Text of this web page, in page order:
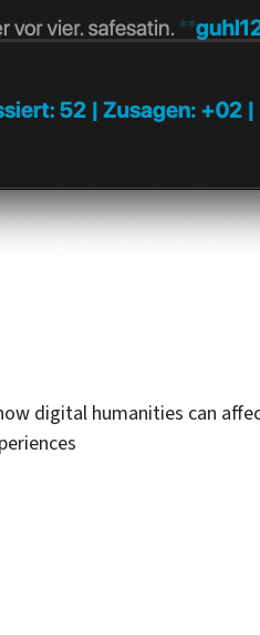
digital humanities can